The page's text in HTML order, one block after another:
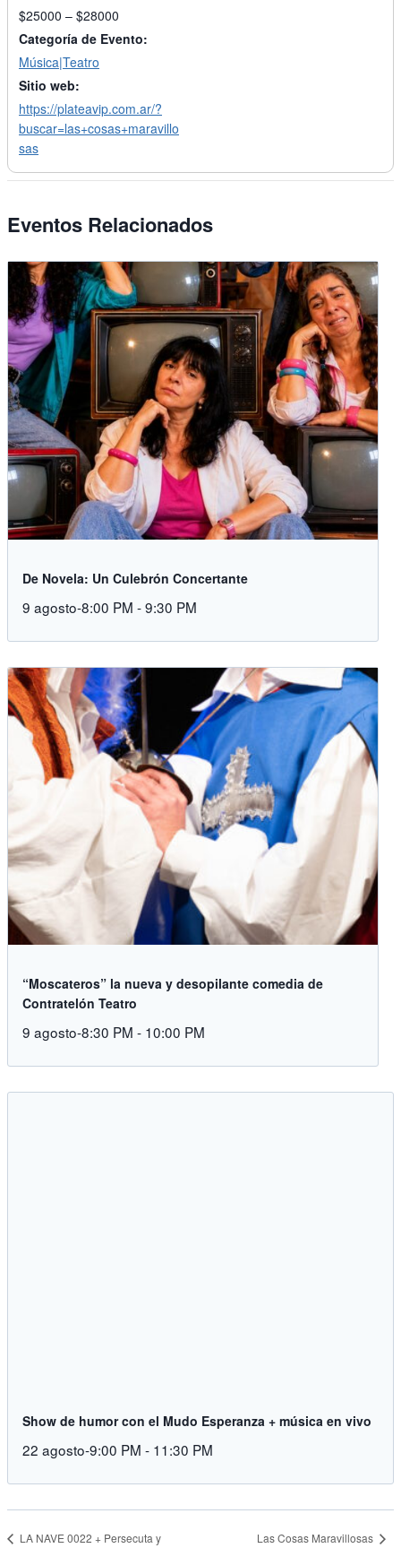
$25000 – $28000
Categoría de Evento:
Música|Teatro
Sitio web:
https://plateavip.com.ar/?
buscar=las+cosas+maravillo
sas
Eventos Relacionados
De Novela: Un Culebrón Concertante
9 agosto-8:00 PM -9:30 PM
“Moscateros” la nueva y desopilante comedia de
Contratelón Teatro
9 agosto-8:30 PM - 10:00 PM
Show de humor con el Mudo Esperanza + música en vivo
22 agosto-9:00 PM - 11:30 PM
LA NAVE 0022 + Persecuta y Las Cosas Maravillosas